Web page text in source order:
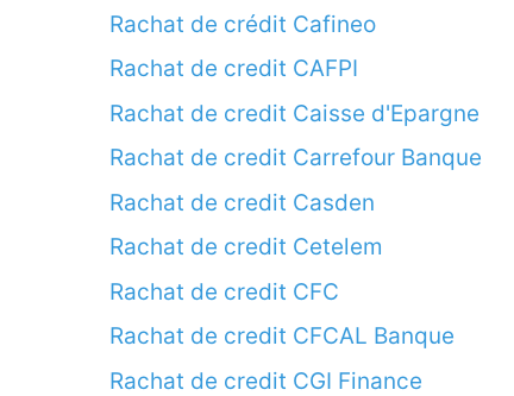
Rachat de crédit Cafineo
Rachat de credit CAFPI
Rachat de credit Caisse d'Epargne
Rachat de credit Carrefour Banque
Rachat de credit Casden
Rachat de credit Cetelem
Rachat de credit CFC
Rachat de credit CFCAL Banque
Rachat de credit CGI Finance